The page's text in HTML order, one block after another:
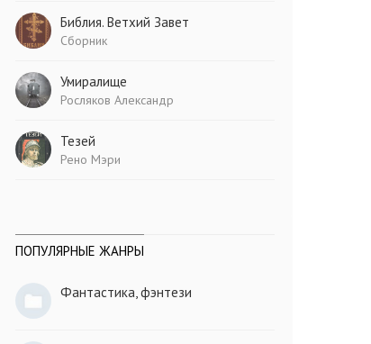
Библия. Ветхий Завет
Сборник
Умиралище
Росляков Александр
Тезей
Рено Мэри
ПОПУЛЯРНЫЕ ЖАНРЫ
Фантастика, фэнтези